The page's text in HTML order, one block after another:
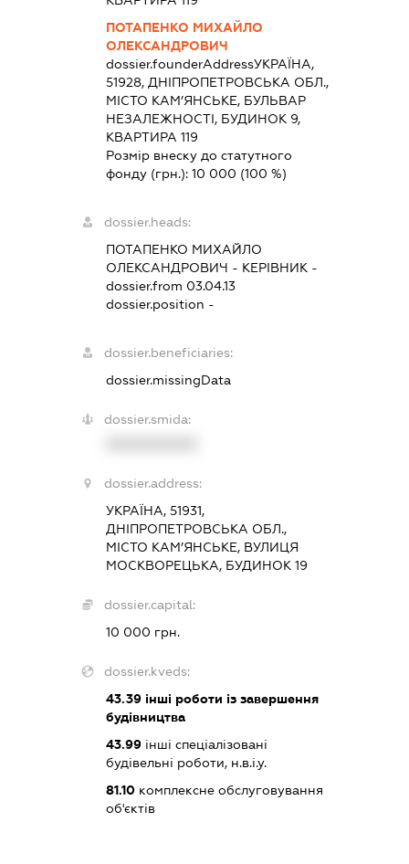
ПОТАПЕНКО МИХАЙЛО
ОЛЕКСАНДРОВИЧ
dossier.founderAddressУКРАЇНА,
51928, ДНІПРОПЕТРОВСЬКА ОБЛ.,
МІСТО КАМ’ЯНСЬКЕ, БУЛЬВАР
НЕЗАЛЕЖНОСТІ, БУДИНОК 9,
КВАРТИРА 119
Розмір внеску до статутного
фонду (грн.): 10 000 (100 %)
dossier.heads:
ПОТАПЕНКО МИХАЙЛО
ОЛЕКСАНДРОВИЧ - КЕРІВНИК -
dossier.from 03.04.13
dossier.position -
dossier.beneficiaries:
dossier.missingData
dossier.smida:
dossier.address:
УКРАЇНА, 51931,
ДНІПРОПЕТРОВСЬКА ОБЛ.,
МІСТО КАМ’ЯНСЬКЕ, ВУЛИЦЯ
МОСКВОРЕЦЬКА, БУДИНОК 19
dossier.capital:
10 000 грн.
dossier.kveds:
43.39інші роботи із завершення
будівництва
43.99інші спеціалізовані
будівельні роботи, н.в.і.у.
81.10комплексне обслуговування
об'єктів